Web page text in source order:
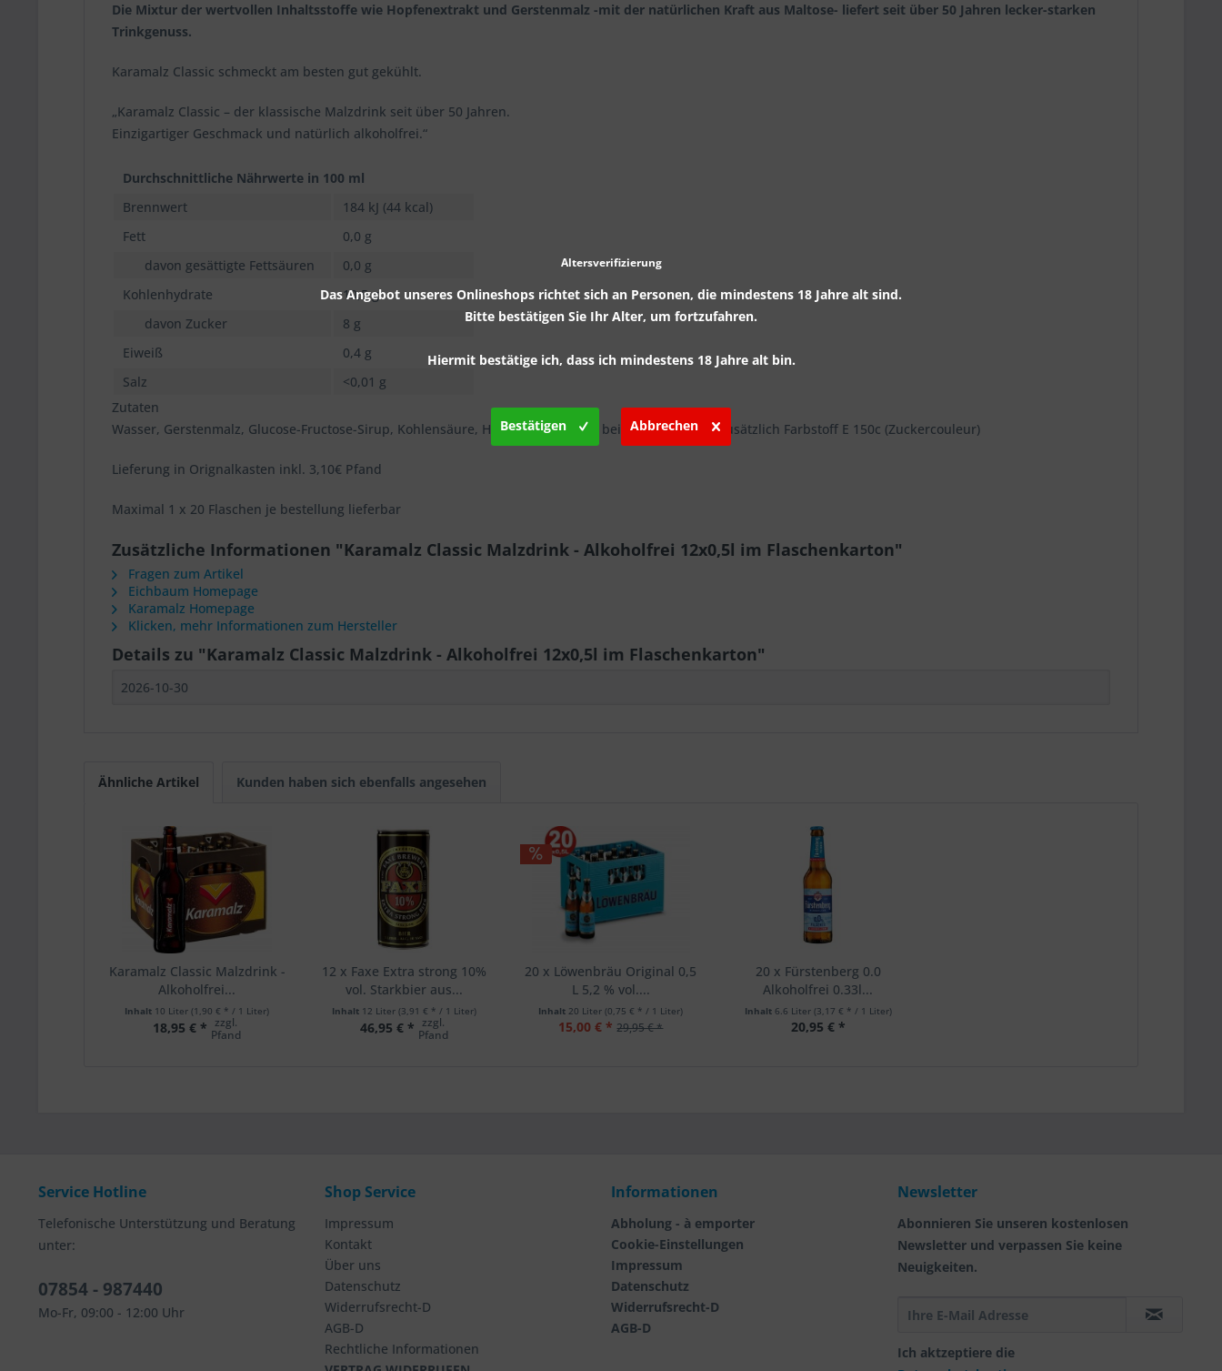
Die Mixtur der wertvollen Inhaltsstoffe wie Hopfenextrakt und Gerstenmalz -mit der natürlichen Kraft aus Maltose- liefert seit über 50 Jahren lecker-starken
Trinkgenuss.
Karamalz Classic schmeckt am besten gut gekühlt.
„Karamalz Classic – der klassische Malzdrink seit über 50 Jahren.
Einzigartiger Geschmack und natürlich alkoholfrei.“
Durchschnittliche Nährwerte in 100 ml
Brennwert
184 kJ (44 kcal)
Fett
0,0 g
davon gesättigte Fettsäuren
0,0 g
Kohlenhydrate
10,5 g
davon Zucker
8 g
Eiweiß
0,4 g
Salz
<0,01 g
Zutaten
Wasser, Gerstenmalz, Glucose-Fructose-Sirup, Kohlensäure, Hopfenextrakt und bei Karamalz Light zusätzlich Farbstoff E 150c (Zuckercouleur)
Lieferung in Orignalkasten inkl. 3,10€ Pfand
Maximal 1 x 20 Flaschen je bestellung lieferbar
Zusätzliche Informationen "Karamalz Classic Malzdrink - Alkoholfrei 12x0,5l im Flaschenkarton"
Fragen zum Artikel
Eichbaum Homepage
Karamalz Homepage
Klicken, mehr Informationen zum Hersteller
Details zu "Karamalz Classic Malzdrink - Alkoholfrei 12x0,5l im Flaschenkarton"
2026-10-30
Ähnliche Artikel Kunden haben sich ebenfalls angesehen
Karamalz Classic Malzdrink -
Alkoholfrei...
Inhalt 10 Liter(1,90 € * / 1 Liter)
18,95 € * zzgl.
Pfand
12 x Faxe Extra strong 10%
vol. Starkbier aus...
Inhalt 12 Liter (3,91 € * / 1 Liter)
46,95 € * zzgl.
Pfand
20 x Löwenbräu Original 0,5
L 5,2 % vol....
Inhalt20 Liter(0,75 € * / 1 Liter)
15,00 € * 29,95 € *
20 x Fürstenberg 0.0
Alkoholfrei 0.33l...
Inhalt 6.6 Liter (3,17 € * / 1 Liter)
20,95 € *
Service Hotline
Telefonische Unterstützung und Beratung
unter:
07854 - 987440
Mo-Fr, 09:00 - 12:00 Uhr
Shop Service
Impressum
Kontakt
Über uns
Datenschutz
Widerrufsrecht-D
AGB-D
Rechtliche Informationen
Informationen
Abholung - à emporter
Cookie-Einstellungen
Impressum
Datenschutz
Widerrufsrecht-D
AGB-D
Newsletter
Abonnieren Sie unseren kostenlosen
Newsletter und verpassen Sie keine
Neuigkeiten.
Ich aktzeptiere die
Altersverifizierung
Das Angebot unseres Onlineshops richtet sich an Personen, die mindestens 18 Jahre alt sind.
Bitte bestätigen Sie Ihr Alter, um fortzufahren.
Hiermit bestätige ich, dass ich mindestens 18 Jahre alt bin.
Bestätigen Abbrechen